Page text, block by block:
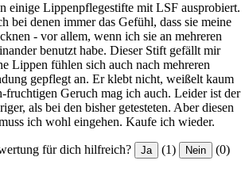
einige Lippenpflegestifte mit LSF ausprobiert.
bei denen immer das Gefühl, dass sie meine
- vor allem, wenn ich sie an mehreren
benutzt habe. Dieser Stift gefällt mir
Lippen fühlen sich auch nach mehreren
gepflegt an. Er klebt nicht, weißelt kaum
fruchtigen Geruch mag ich auch. Leider ist der
als bei den bisher getesteten. Aber diesen
ich wohl eingehen. Kaufe ich wieder.
für dich hilfreich? Ja (1) Nein (0)